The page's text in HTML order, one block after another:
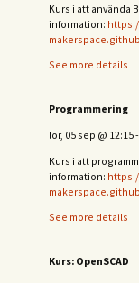
Kurs i att använda
information:
See more details
Programmering
lör, 05 sep @ 12:15-
Kurs i att
information:
See more details
Kurs: OpenSCAD